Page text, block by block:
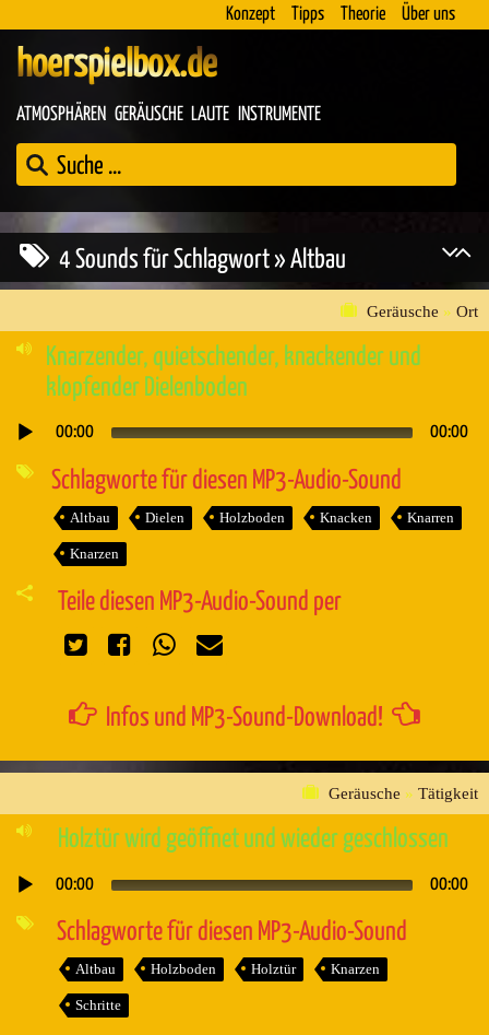
Konzept Tipps Theorie Über uns
hoerspielbox.de
ATMOSPHÄREN GERÄUSCHE LAUTE INSTRUMENTE
4 Sounds für Schlagwort » Altbau
Geräusche » Ort
Knarzender, quietschender, knackender und
klopfender Dielenboden
Audio-
00:00 00:00
Schlagworte für diesen MP3-Audio-Sound
Altbau Dielen Holzboden Knacken Knarren
Knarzen
Teile diesen MP3-Audio-Sound per
Infos und MP3-Sound-Download!
Geräusche » Tätigkeit
Holztür wird geöffnet und wieder geschlossen
Audio-
00:00 00:00
Schlagworte für diesen MP3-Audio-Sound
Altbau Holzboden Holztür Knarzen
Schritte